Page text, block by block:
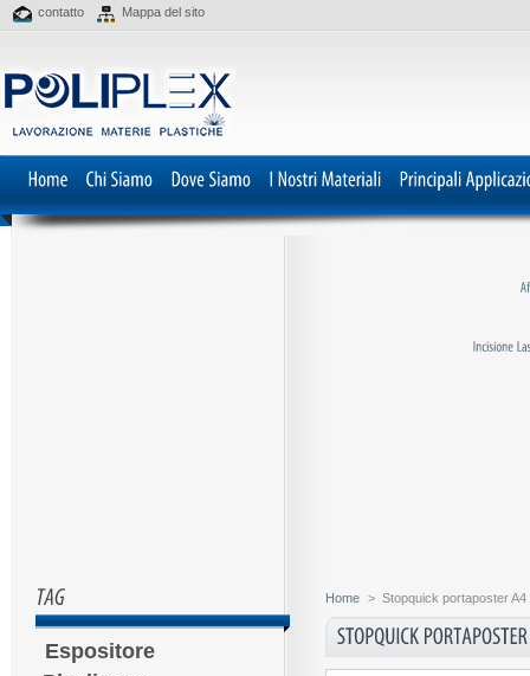
contatto Mappa del sito
Espositore
Home > Stopquick portaposter A4